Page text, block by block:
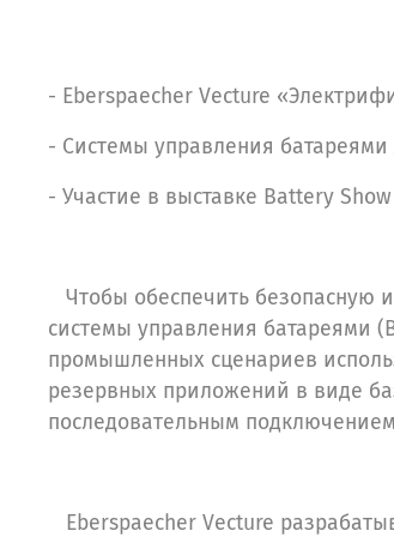
- Eberspaecher Vecture
- Системы управления
- Участие в выставке Battery
Чтобы обеспечить безопасную
системы управления батареями
промышленных сценариев
резервных приложений в виде
последовательным
Eberspaecher Vecture